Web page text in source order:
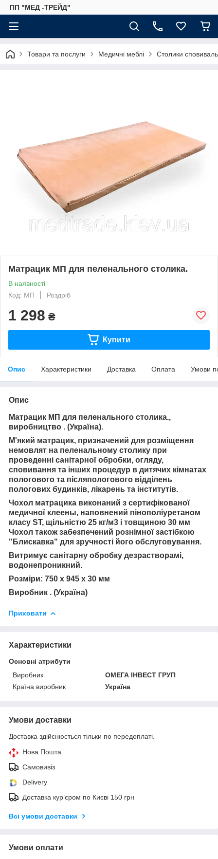
ПП "МЕД -ТРЕЙД"
Товари та послуги Медичні меблі Столики
Матрацик МП для пеленального столика.
В наявності
Код: МП
Роздріб
1 298 ₴
Купити
Опис Характеристики Доставка Оплата Умови
Опис
Матрацик МП для пеленального столика.,
виробництво . (Україна).
М'який матрацик, призначений для розміщення
немовлят на пеленальному столику при
проведенні санітарної обробки, огляду,
сповивання та інших процедур в дитячих кімнатах
пологового та післяпологового відділень
пологових будинків, лікарень та інститутів.
Чохол матрацика виконаний з сертифікованої
медичної клеены, наповнений пінополіуретаном
класу ST, щільністю 25 кг/м3 і товщиною 30 мм
Чохол також забезпечений рознімної застібкою
"Блискавка" для зручності його обслуговування.
Витримує санітарну обробку дезрастворамі,
водонепроникний.
Розміри: 750 х 945 х 30 мм
Виробник . (Україна)
Приховати
Характеристики
Основні атрибути
Виробник
ОМЕГА ІНВЕСТ ГРУП
Країна виробник
Україна
Умови доставки
Доставка здійснюється тільки по передоплаті.
Нова Пошта
Самовивіз
Delivery
Доставка кур’єром по Києві 150 грн
Всі умови доставки
Умови оплати